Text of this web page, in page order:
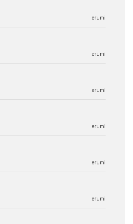
erumi
erumi
erumi
erumi
erumi
erumi